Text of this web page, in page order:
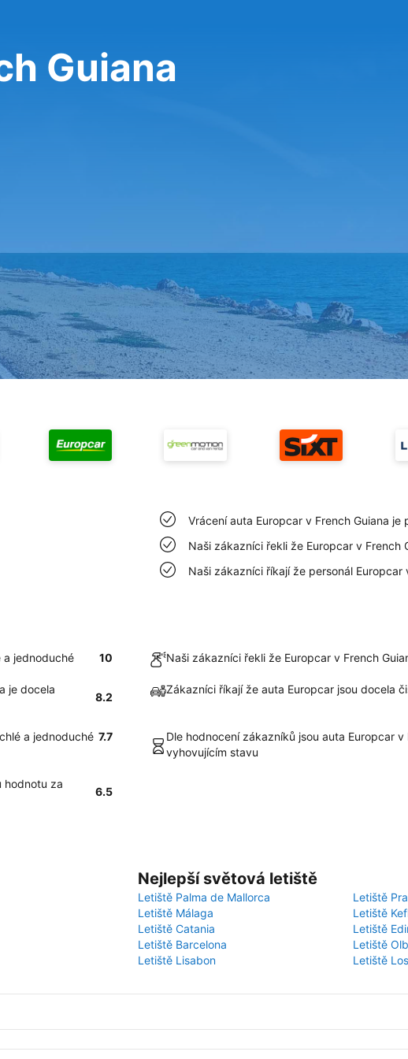
Guiana
Vrácení auta Europcar v French Guiana
Naši zákazníci řekli že Europcar v French
Naši zákazníci říkají že personál
a jednoduché 10 Naši zákazníci řekli že Europcar v French
je docela
8.2
Zákazníci říkají že auta Europcar jsou docela
a jednoduché 7.7
Dle hodnocení zákazníků jsou auta Europcar v
vyhovujícím stavu
hodnotu za
6.5
Nejlepší světová letiště
Letiště Palma de Mallorca
Letiště
Letiště Málaga
Letiště
Letiště Catania
Letiště
Letiště Barcelona
Letiště
Letiště Lisabon
Letiště